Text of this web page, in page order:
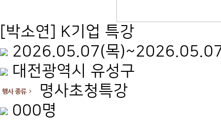
[박소연] K기업 특강
2026.05.07(목
대전광역시 유성구
명사초청특강
000명